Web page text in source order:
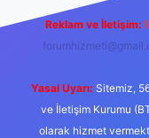
Reklam ve İletişim:
Yasal Uyarı: Sitemiz,
ve İletişim Kurumu
olarak hizmet